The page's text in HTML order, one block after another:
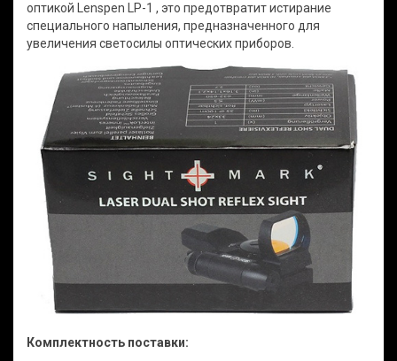
оптикой Lenspen LP-1 , это предотвратит истирание
специального напыления, предназначенного для
увеличения светосилы оптических приборов.
Комплектность поставки: